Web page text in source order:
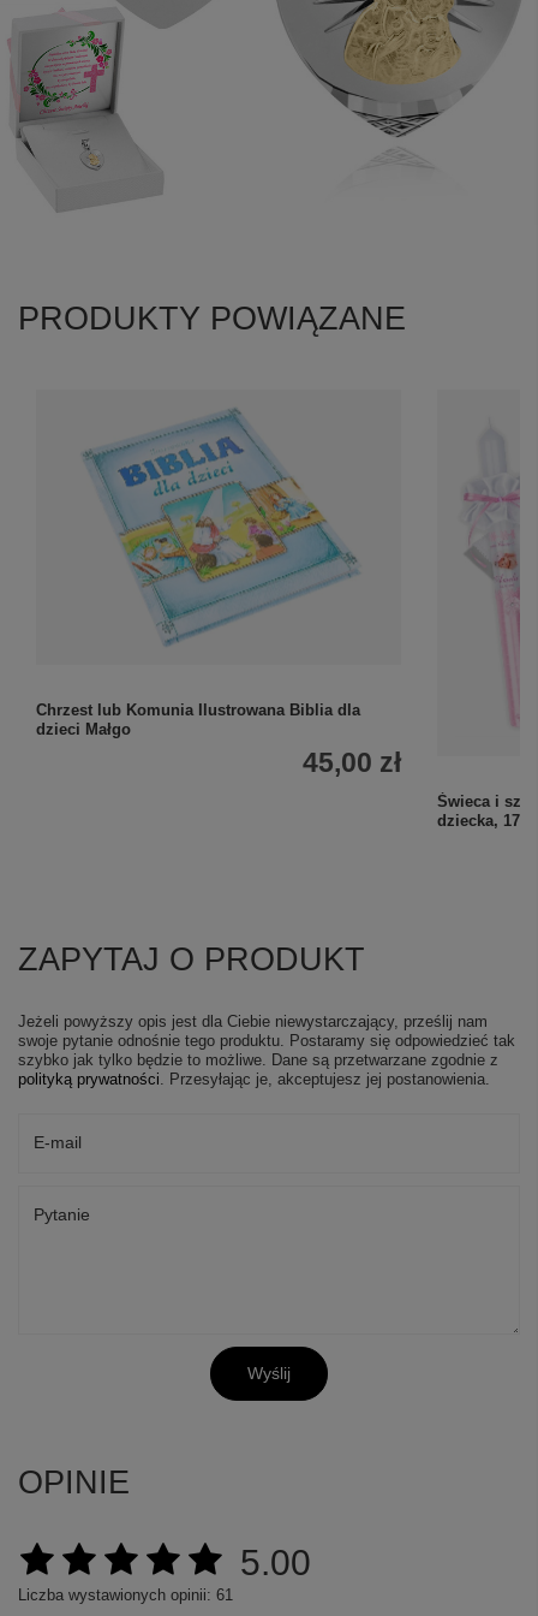
PRODUKTY POWIĄZANE
Chrzest lub Komunia Ilustrowana Biblia dla
dzieci Małgo
45,00 zł
Świeca i
dziecka, 17
ZAPYTAJ O PRODUKT
Jeżeli powyższy opis jest dla Ciebie niewystarczający, prześlij nam
swoje pytanie odnośnie tego produktu. Postaramy się odpowiedzieć tak
szybko jak tylko będzie to możliwe. Dane są przetwarzane zgodnie z
polityką prywatności . Przesyłając je, akceptujesz jej postanowienia.
E-mail
Pytanie
Wyślij
OPINIE
5.00
Liczba wystawionych opinii: 61